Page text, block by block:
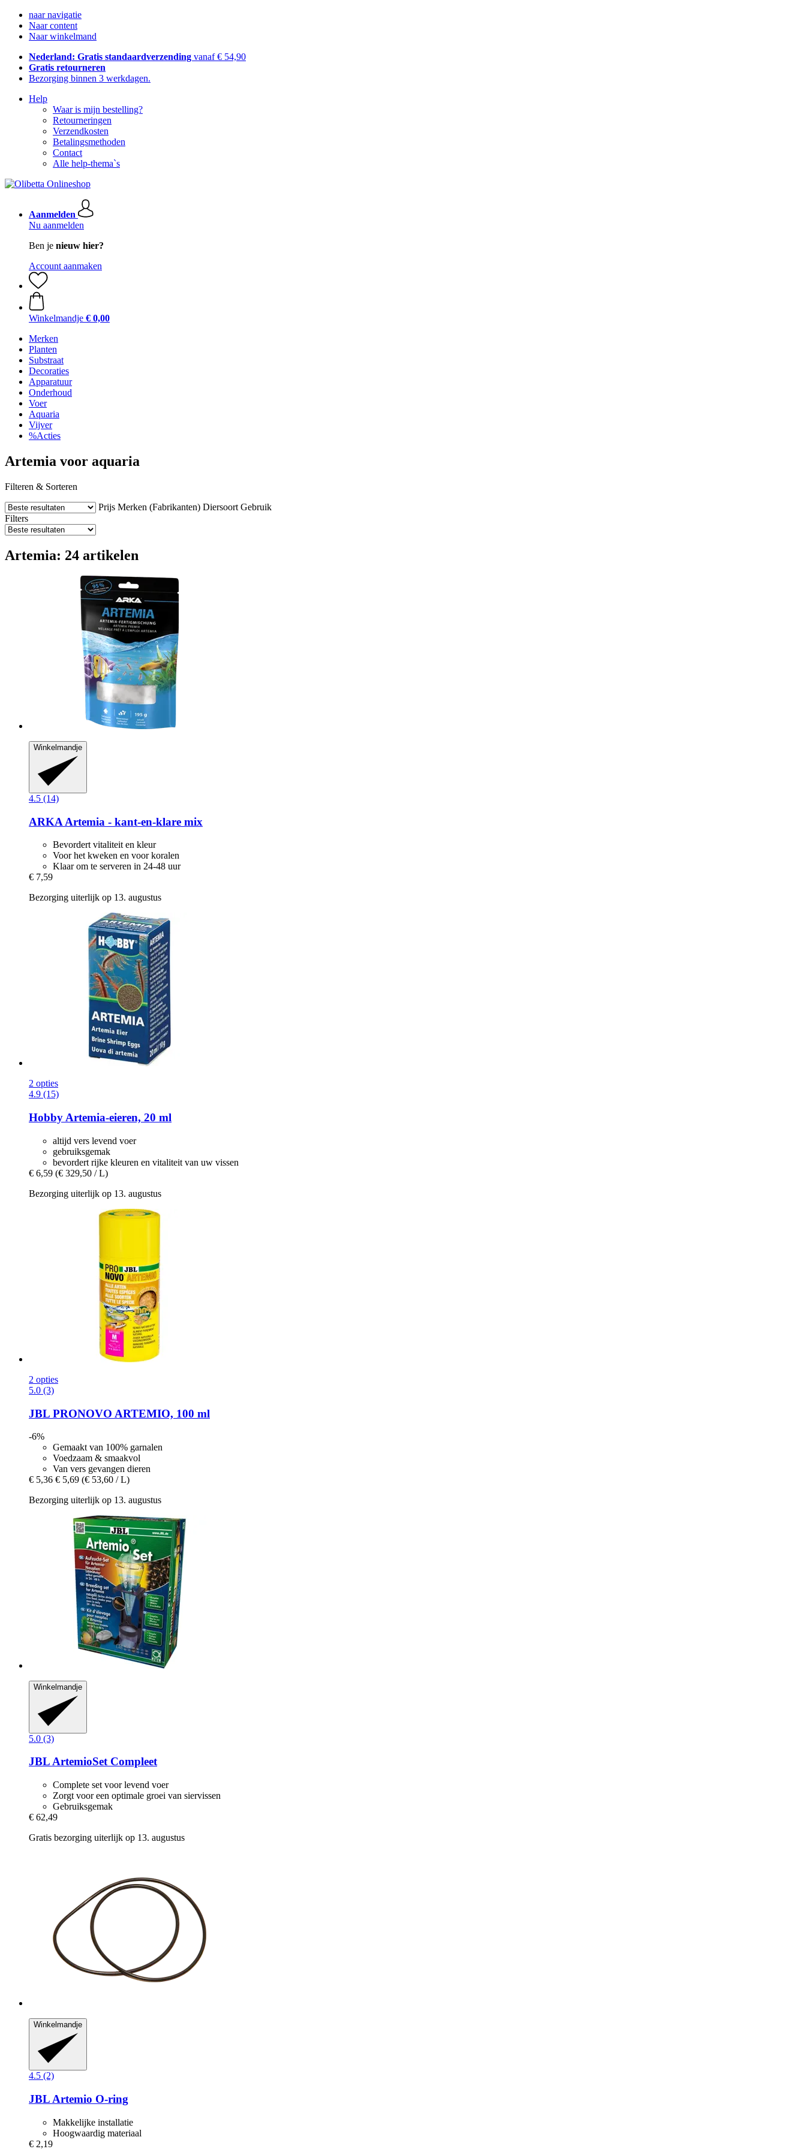
naar navigatie
Naar content
Naar winkelmand
Nederland: Gratis standaardverzending vanaf € 54,90
Gratis retourneren
Bezorging binnen 3 werkdagen.
Help
Waar is mijn bestelling?
Retourneringen
Verzendkosten
Betalingsmethoden
Contact
Alle help-thema`s
Aanmelden
Nu aanmelden
Ben je nieuw hier?
Account aanmaken
Winkelmandje € 0,00
Merken
Planten
Substraat
Decoraties
Apparatuur
Onderhoud
Voer
Aquaria
Vijver
%Acties
Artemia voor aquaria
Filteren & Sorteren
Prijs Merken (Fabrikanten) Diersoort Gebruik
Filters
Artemia: 24 artikelen
Winkelmandje
4.5 (14)
ARKA Artemia -​ kant-​en-​klare mix
Bevordert vitaliteit en kleur
Voor het kweken en voor koralen
Klaar om te serveren in 24-48 uur
€ 7,59
Bezorging uiterlijk op 13. augustus
2 opties
4.9 (15)
Hobby Artemia-​eieren, 20 ml
altijd vers levend voer
gebruiksgemak
bevordert rijke kleuren en vitaliteit van uw vissen
€ 6,59 (€ 329,50 / L)
Bezorging uiterlijk op 13. augustus
2 opties
5.0 (3)
JBL PRONOVO ARTEMIO, 100 ml
-6%
Gemaakt van 100% garnalen
Voedzaam & smaakvol
Van vers gevangen dieren
€ 5,36 € 5,69 (€ 53,60 / L)
Bezorging uiterlijk op 13. augustus
Winkelmandje
5.0 (3)
JBLArtemioSet Compleet
Complete set voor levend voer
Zorgt voor een optimale groei van siervissen
Gebruiksgemak
€ 62,49
Gratis bezorging uiterlijk op 13. augustus
Winkelmandje
4.5 (2)
JBL Artemio O-​ring
Makkelijke installatie
Hoogwaardig materiaal
€ 2,19